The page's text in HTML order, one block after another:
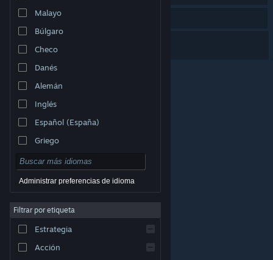
© Valve Corporation. Todos los derechos reservados.
Todas las marcas registradas pertenecen a sus
de Privacidad|Información legal
Acuerdo de Suscriptor a Steam
Cookies
Malayo
Búlgaro
Checo
Danés
Alemán
Inglés
Español (España)
Griego
Administrar preferencias de idioma
Filtrar por etiqueta
Estrategia
Acción
¿Te refieres a "